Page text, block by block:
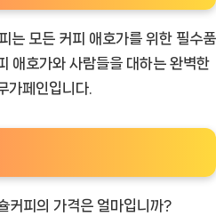
는 모든 커피 애호가를 위한 필수품
애호가와 사람들을 대하는 완벽한
가페인입니다.
커피의 가격은 얼마입니까?